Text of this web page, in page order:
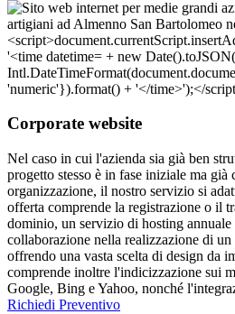
Corporate website
Nel caso in cui l'azienda sia già ben
progetto stesso è in fase iniziale ma già
organizzazione, il nostro servizio si
offerta comprende la registrazione o il
dominio, un servizio di hosting annuale
collaborazione nella realizzazione di
offrendo una vasta scelta di design da
comprende inoltre l'indicizzazione sui
Google, Bing e Yahoo, nonché
Richiedi Preventivo